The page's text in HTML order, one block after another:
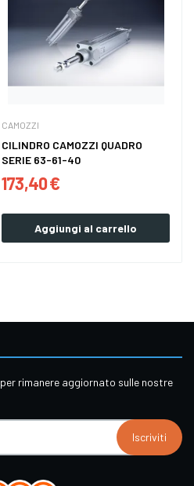
CAMOZZI
CILINDRO CAMOZZI QUADRO
SERIE 63-61-40
173,40 €
Aggiungi al carrello
rimanere aggiornato sulle nostre
Iscriviti